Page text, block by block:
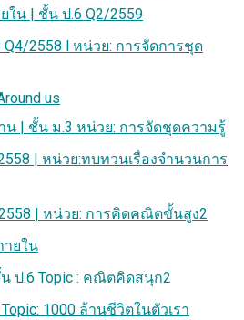
น | ชั้น ป.6 Q2/2559
2558 l หน่วย: การจัดการชุด
us
| ชั้น ม.3 หน่วย: การจัดชุดความรู้
| หน่วย:ทบทวนเรื่องจำนวนการ
| หน่วย: การคิดคณิตขั้นสูง2
ยใน
ป.6 Topic : คณิตคิดสนุก2
1000 ล้านชีวิตในตัวเรา